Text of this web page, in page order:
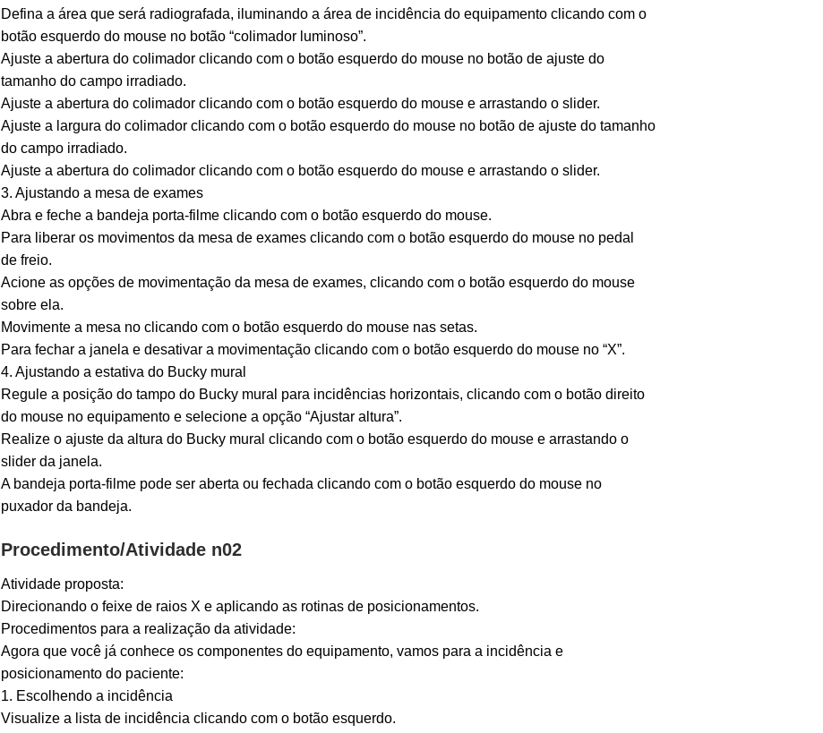
Defina a área que será radiografada, iluminando a área de incidência do equipamento clicando com o
botão esquerdo do mouse no botão “colimador luminoso”.
Ajuste a abertura do colimador clicando com o botão esquerdo do mouse no botão de ajuste do
tamanho do campo irradiado.
Ajuste a abertura do colimador clicando com o botão esquerdo do mouse e arrastando o slider.
Ajuste a largura do colimador clicando com o botão esquerdo do mouse no botão de ajuste do tamanho
do campo irradiado.
Ajuste a abertura do colimador clicando com o botão esquerdo do mouse e arrastando o slider.
3. Ajustando a mesa de exames
Abra e feche a bandeja porta-filme clicando com o botão esquerdo do mouse.
Para liberar os movimentos da mesa de exames clicando com o botão esquerdo do mouse no pedal
de freio.
Acione as opções de movimentação da mesa de exames, clicando com o botão esquerdo do mouse
sobre ela.
Movimente a mesa no clicando com o botão esquerdo do mouse nas setas.
Para fechar a janela e desativar a movimentação clicando com o botão esquerdo do mouse no “X”.
4. Ajustando a estativa do Bucky mural
Regule a posição do tampo do Bucky mural para incidências horizontais, clicando com o botão direito
do mouse no equipamento e selecione a opção “Ajustar altura”.
Realize o ajuste da altura do Bucky mural clicando com o botão esquerdo do mouse e arrastando o
slider da janela.
A bandeja porta-filme pode ser aberta ou fechada clicando com o botão esquerdo do mouse no
puxador da bandeja.
Procedimento/Atividade n02
Atividade proposta:
Direcionando o feixe de raios X e aplicando as rotinas de posicionamentos.
Procedimentos para a realização da atividade:
Agora que você já conhece os componentes do equipamento, vamos para a incidência e
posicionamento do paciente:
1. Escolhendo a incidência
Visualize a lista de incidência clicando com o botão esquerdo.